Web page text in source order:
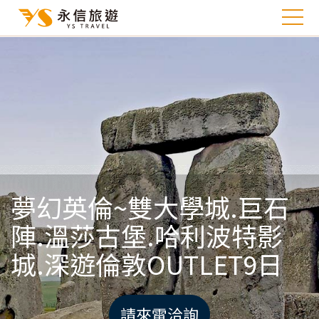
夢幻英倫~雙大學城.巨石
陣.溫莎古堡.哈利波特影
城.深遊倫敦OUTLET9日
請來電洽詢